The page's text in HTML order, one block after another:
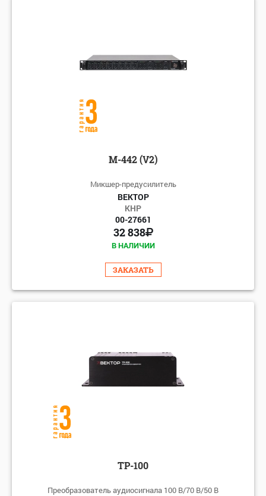
М-442 (V2)
Микшер-предусилитель
ВЕКТОР
КНР
00-27661
32 838
В НАЛИЧИИ
ЗАКАЗАТЬ
ТР-100
Преобразователь аудиосигнала 100 В/70 В/50 В